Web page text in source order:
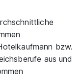
bzw.
aus und